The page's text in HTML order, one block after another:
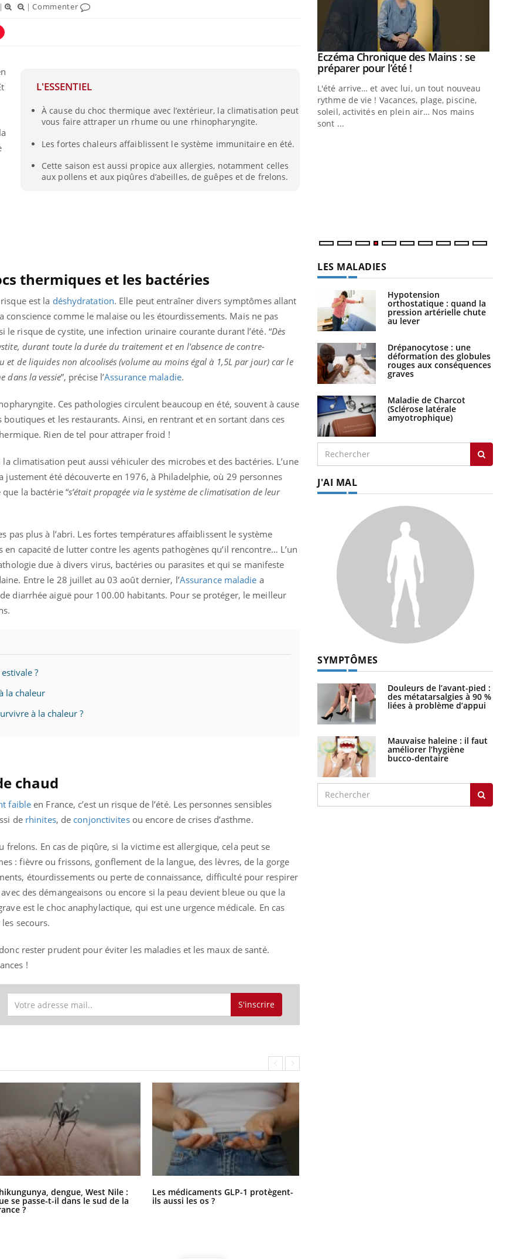
| |Commenter
L'ESSENTIEL
À cause du choc thermique avec l’extérieur, la climatisation peut
vous faire attraper un rhume ou une rhinopharyngite.
Les fortes chaleurs affaiblissent le système immunitaire en été.
Cette saison est aussi propice aux allergies, notamment celles
aux pollens et aux piqûres d’abeilles, de guêpes et de frelons.
thermiques et les bactéries
est la déshydratation. Elle peut entraîner divers symptômes allant
conscience comme le malaise ou les étourdissements. Mais ne pas
le risque de cystite, une infection urinaire courante durant l’été. “Dès
durant toute la durée du traitement et en l'absence de contre-
et de liquides non alcoolisés (volume au moins égal à 1,5L par jour) car le
dans la vessie”, précise l’Assurance maladie.
Ces pathologies circulent beaucoup en été, souvent à cause
et les restaurants. Ainsi, en rentrant et en sortant dans ces
Rien de tel pour attraper froid !
climatisation peut aussi véhiculer des microbes et des bactéries. L’une
justement été découverte en 1976, à Philadelphie, où 29 personnes
la bactérie “s’était propagée via le système de climatisation de leur
pas plus à l’abri. Les fortes températures affaiblissent le système
capacité de lutter contre les agents pathogènes qu’il rencontre… L’un
due à divers virus, bactéries ou parasites et qui se manifeste
Entre le 28 juillet au 03 août dernier, l’Assurance maladie a
diarrhée aiguë pour 100.00 habitants. Pour se protéger, le meilleur
?
la chaleur
à la chaleur ?
chaud
faible en France, c’est un risque de l’été. Les personnes sensibles
de rhinites, de conjonctivitesou encore de crises d’asthme.
frelons. En cas de piqûre, si la victime est allergique, cela peut se
: fièvre ou frissons, gonflement de la langue, des lèvres, de la gorge
étourdissements ou perte de connaissance, difficulté pour respirer
des démangeaisons ou encore si la peau devient bleue ou que la
est le choc anaphylactique, qui est une urgence médicale. En cas
secours.
rester prudent pour éviter les maladies et les maux de santé.
!
S'inscrire
dengue, West Nile :
se passe-t-il dans le sud de la
?
Les médicaments GLP-1 protègent-
ils aussi les os ?
brouillard mental ou
Les symptômes de la
en fer sont multiples ce qui la rendpatients comme parfois chez les soignants.
Youtube
Eczéma Chronique des Mains : se
préparer pour l’été !Youtube
L'été arrive… et avec lui, un tout nouveau
rythme de vie ! Vacances, plage, piscine,
soleil, activités en plein air… Nos mains
sont ...
LES MALADIES
Hypotension
orthostatique : quand la
pression artérielle chute
au lever
Drépanocytose : une
déformation des globules
rouges aux conséquences
graves
Maladie de Charcot
(Sclérose latérale
amyotrophique)
J'AI MAL
SYMPTÔMES
Douleurs de l’avant-pied :
des métatarsalgies à 90 %
liées à problème d’appui
Mauvaise haleine : il faut
améliorer l’hygiène
bucco-dentaire